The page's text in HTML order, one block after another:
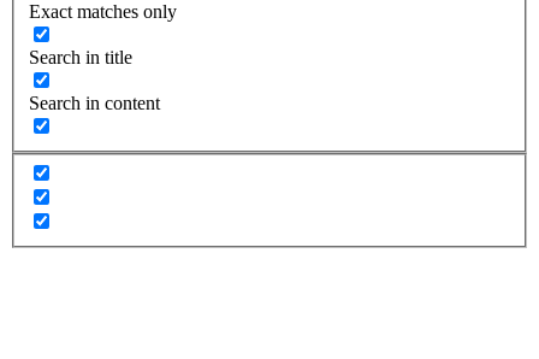
Exact matches only
Search in title
Search in content